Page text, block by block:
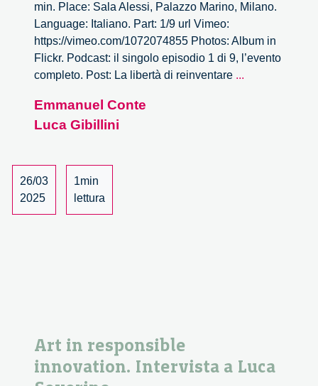
min. Place: Sala Alessi, Palazzo Marino, Milano.
Language: Italiano. Part: 1/9 url Vimeo:
https://vimeo.com/1072074855 Photos: Album in
Flickr. Podcast: il singolo episodio 1 di 9, l’evento
completo. Post: La libertà di reinventare ...
Emmanuel Conte
Luca Gibillini
26/03
2025
1min
lettura
Art in responsible
innovation. Intervista a Luca